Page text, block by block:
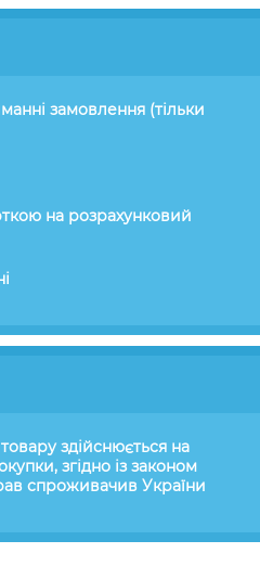
замовлення (тільки
на розрахунковий
здійснюється на
згідно із законом
спроживачив України